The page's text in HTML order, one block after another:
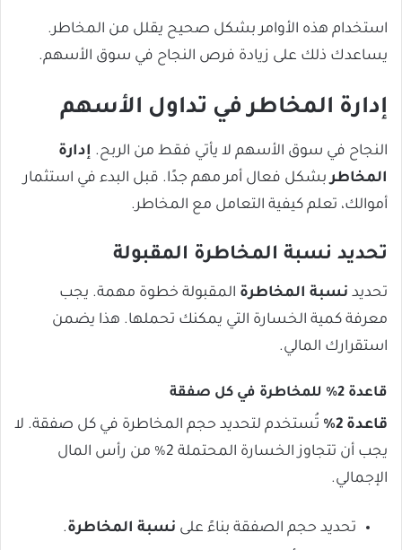
استخدام هذه الأوامر بشكل صحيح يقلل من المخاطر.
يساعدك ذلك على زيادة فرص النجاح في سوق الأسهم.
إدارة المخاطر في تداول الأسهم
النجاح في سوق الأسهم لا يأتي فقط من الربح. إدارة
المخاطربشكل فعال أمر مهم جدًا. قبل البدء في استثمار
أموالك، تعلم كيفية التعامل مع المخاطر.
تحديد نسبة المخاطرة المقبولة
تحديد نسبة المخاطرة المقبولة خطوة مهمة. يجب
معرفة كمية الخسارة التي يمكنك تحملها. هذا يضمن
استقرارك المالي.
قاعدة 2% للمخاطرة في كل صفقة
قاعدة 2%
تُستخدم لتحديد حجم المخاطرة في كل صفقة. لا
يجب أن تتجاوز الخسارة المحتملة 2% من رأس المال
الإجمالي.
تحديد حجم الصفقة بناءً على نسبة المخاطرة.